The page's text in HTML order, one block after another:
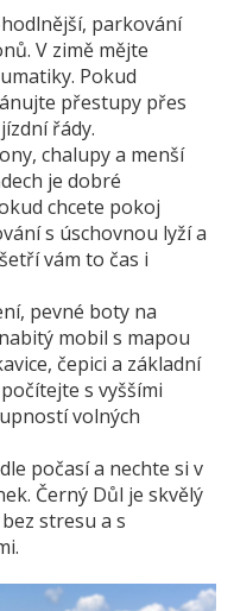
parkování
V zimě mějte
Pokud
přestupy přes
řády.
chalupy a menší
je dobré
chcete pokoj
s úschovnou lyží a
vám to čas i
pevné boty na
mobil s mapou
čepici a základní
s vyššími
volných
počasí a nechte si v
Černý Důl je skvělý
stresu a s